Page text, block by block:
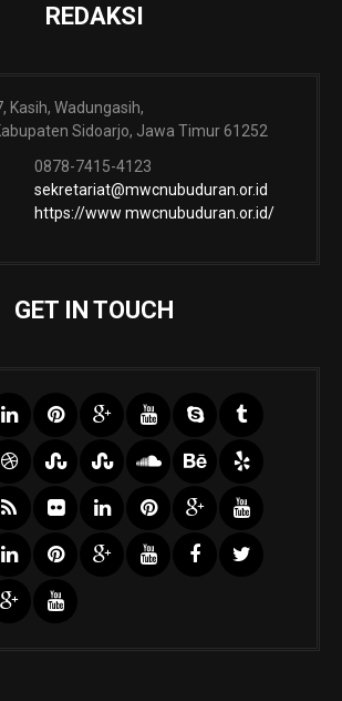
REDAKSI
Kasih, Wadungasih,
Sidoarjo, Jawa Timur 61252
0878-7415-4123
sekretariat@mwcnubuduran.or.id
https://www mwcnubuduran.or.id/
GET IN TOUCH